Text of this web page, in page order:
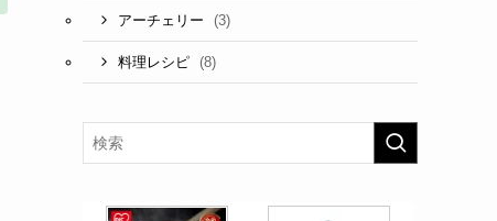
アーチェリー (3)
料理レシピ (8)